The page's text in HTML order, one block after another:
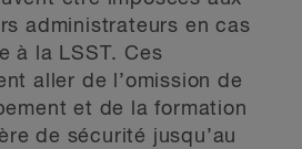
administrateurs en cas
à la LSST. Ces
aller de l’omission de
et de la formation
de sécurité jusqu’au